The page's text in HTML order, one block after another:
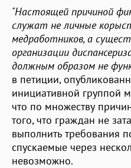
"Настоящей причиной
служат не личные
медработников, а
организации
должным образом не
в петиции,
инициативной группой
что по множеству
того, что граждан не
выполнить требования
спускаемые через
невозможно.